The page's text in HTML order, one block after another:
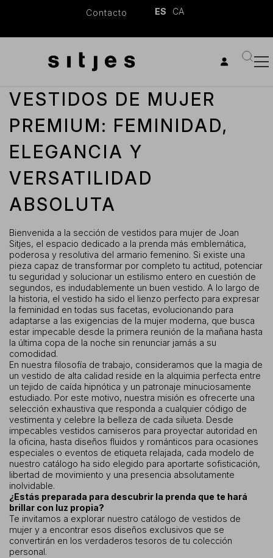
Contacto ES CA
VESTIDOS DE MUJER
PREMIUM: FEMINIDAD,
ELEGANCIA Y
VERSATILIDAD
ABSOLUTA
Bienvenida a la sección de vestidos para mujer de Joan
Sitjes, el espacio dedicado a la prenda más emblemática,
poderosa y resolutiva del armario femenino. Si existe una
pieza capaz de transformar por completo tu actitud, potenciar
tu seguridad y solucionar un estilismo entero en cuestión de
segundos, es indudablemente un buen vestido. A lo largo de
la historia, el vestido ha sido el lienzo perfecto para expresar
la feminidad en todas sus facetas, evolucionando para
adaptarse a las exigencias de la mujer moderna, que busca
estar impecable desde la primera reunión de la mañana hasta
la última copa de la noche sin renunciar jamás a su
comodidad.
En nuestra filosofía de trabajo, consideramos que la magia de
un vestido de alta calidad reside en la alquimia perfecta entre
un tejido de caída hipnótica y un patronaje minuciosamente
estudiado. Por este motivo, nuestra misión es ofrecerte una
selección exhaustiva que responda a cualquier código de
vestimenta y celebre la belleza de cada silueta. Desde
impecables vestidos camiseros para proyectar autoridad en
la oficina, hasta diseños fluidos y románticos para ocasiones
especiales o eventos de etiqueta relajada, cada modelo de
nuestro catálogo ha sido elegido para aportarte sofisticación,
libertad de movimiento y una presencia absolutamente
inolvidable.
¿Estás preparada para descubrir la prenda que te hará
brillar con luz propia?
Te invitamos a explorar nuestro catálogo de vestidos de
mujer y a encontrar esos diseños exclusivos que se
convertirán en los verdaderos tesoros de tu colección
personal.